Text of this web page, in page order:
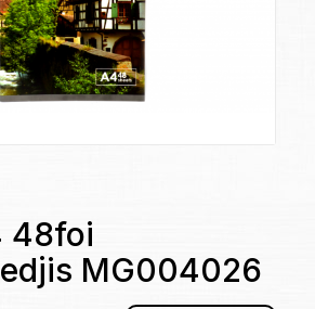
48foi
MG004026